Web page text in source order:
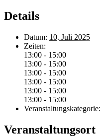
Details
Datum: 10. Juli 2025
Zeiten:
13:00 - 15:00
13:00 - 15:00
13:00 - 15:00
13:00 - 15:00
13:00 - 15:00
13:00 - 15:00
Veranstaltungskategorie:
Veranstaltungsort